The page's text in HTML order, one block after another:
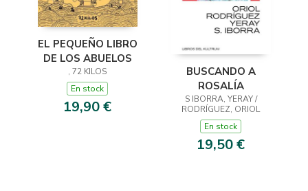
EL PEQUEÑO LIBRO
DE LOS ABUELOS
, 72 KILOS
En stock
19,90 €
BUSCANDO A
ROSALÍA
S IBORRA, YERAY /
RODRÍGUEZ, ORIOL
En stock
19,50 €